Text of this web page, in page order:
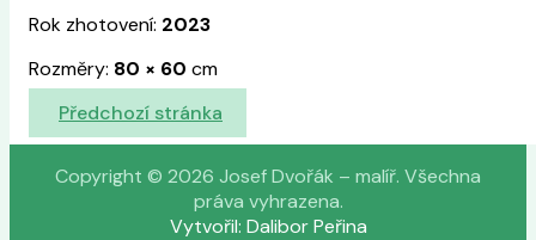
Rok zhotovení: 2023
Rozměry: 80 × 60 cm
Předchozí stránka
Copyright © 2026 Josef Dvořák – malíř. Všechna
práva vyhrazena.
Vytvořil: Dalibor Peřina